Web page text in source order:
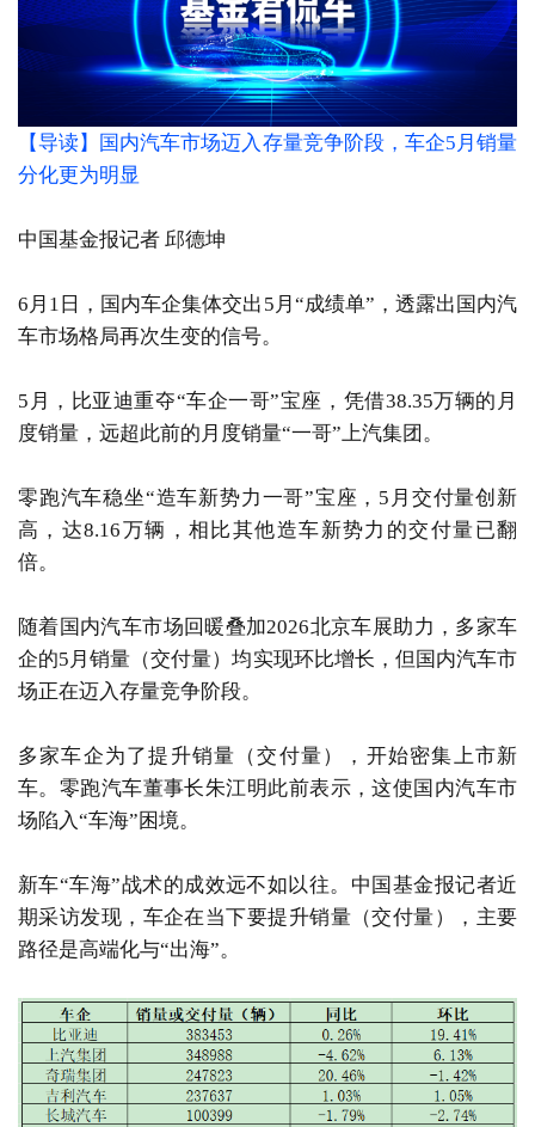
【导读】国内汽车市场迈入存量竞争阶段，车企5月销量
分化更为明显
中国基金报记者 邱德坤
6月1日，国内车企集体交出5月“成绩单”，透露出国内汽
车市场格局再次生变的信号。
5月，比亚迪重夺“车企一哥”宝座，凭借38.35万辆的月
度销量，远超此前的月度销量“一哥”上汽集团。
零跑汽车稳坐“造车新势力一哥”宝座，5月交付量创新
高，达8.16万辆，相比其他造车新势力的交付量已翻
倍。
随着国内汽车市场回暖叠加2026北京车展助力，多家车
企的5月销量（交付量）均实现环比增长，但国内汽车市
场正在迈入存量竞争阶段。
多家车企为了提升销量（交付量），开始密集上市新
车。零跑汽车董事长朱江明此前表示，这使国内汽车市
场陷入“车海”困境。
新车“车海”战术的成效远不如以往。中国基金报记者近
期采访发现，车企在当下要提升销量（交付量），主要
路径是高端化与“出海”。